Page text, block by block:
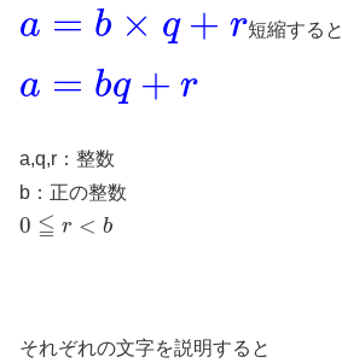
短縮すると
q
a,q,r：整数
b：正の整数
0 ≦r
それぞれの文字を説明すると